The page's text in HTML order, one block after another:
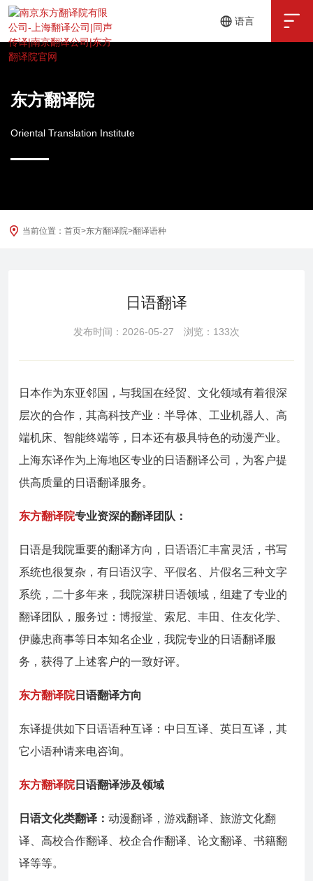
语言 
东方翻译院
Oriental Translation Institute
当前位置： 首页>东方翻译院>翻译语种
日语翻译
发布时间：2026-05-27 浏览：133次
日本作为东亚邻国，与我国在经贸、文化领域有着很深
层次的合作，其高科技产业：半导体、工业机器人、高
端机床、智能终端等，日本还有极具特色的动漫产业。
上海东译作为上海地区专业的日语翻译公司，为客户提
供高质量的日语翻译服务。
东方翻译院专业资深的翻译团队：
日语是我院重要的翻译方向，日语语汇丰富灵活，书写
系统也很复杂，有日语汉字、平假名、片假名三种文字
系统，二十多年来，我院深耕日语领域，组建了专业的
翻译团队，服务过：博报堂、索尼、丰田、住友化学、
伊藤忠商事等日本知名企业，我院专业的日语翻译服
务，获得了上述客户的一致好评。
东方翻译院日语翻译方向
东译提供如下日语语种互译：中日互译、英日互译，其
它小语种请来电咨询。
东方翻译院日语翻译涉及领域
日语文化类翻译： 动漫翻译，游戏翻译、旅游文化翻
译、高校合作翻译、校企合作翻译、论文翻译、书籍翻
译等等。